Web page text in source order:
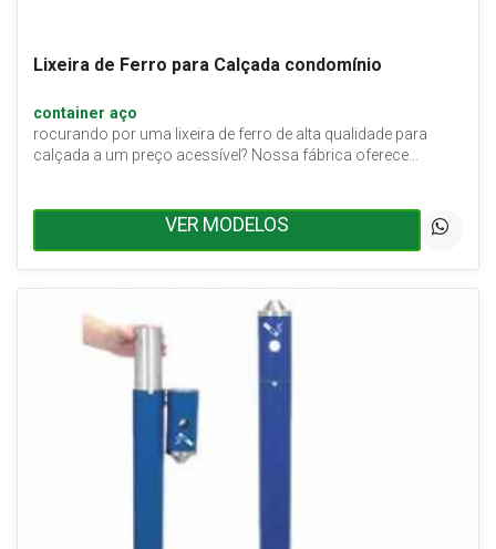
Lixeira de Ferro para Calçada condomínio
container aço
rocurando por uma lixeira de ferro de alta qualidade para
calçada a um preço acessível? Nossa fábrica oferece…
VER MODELOS